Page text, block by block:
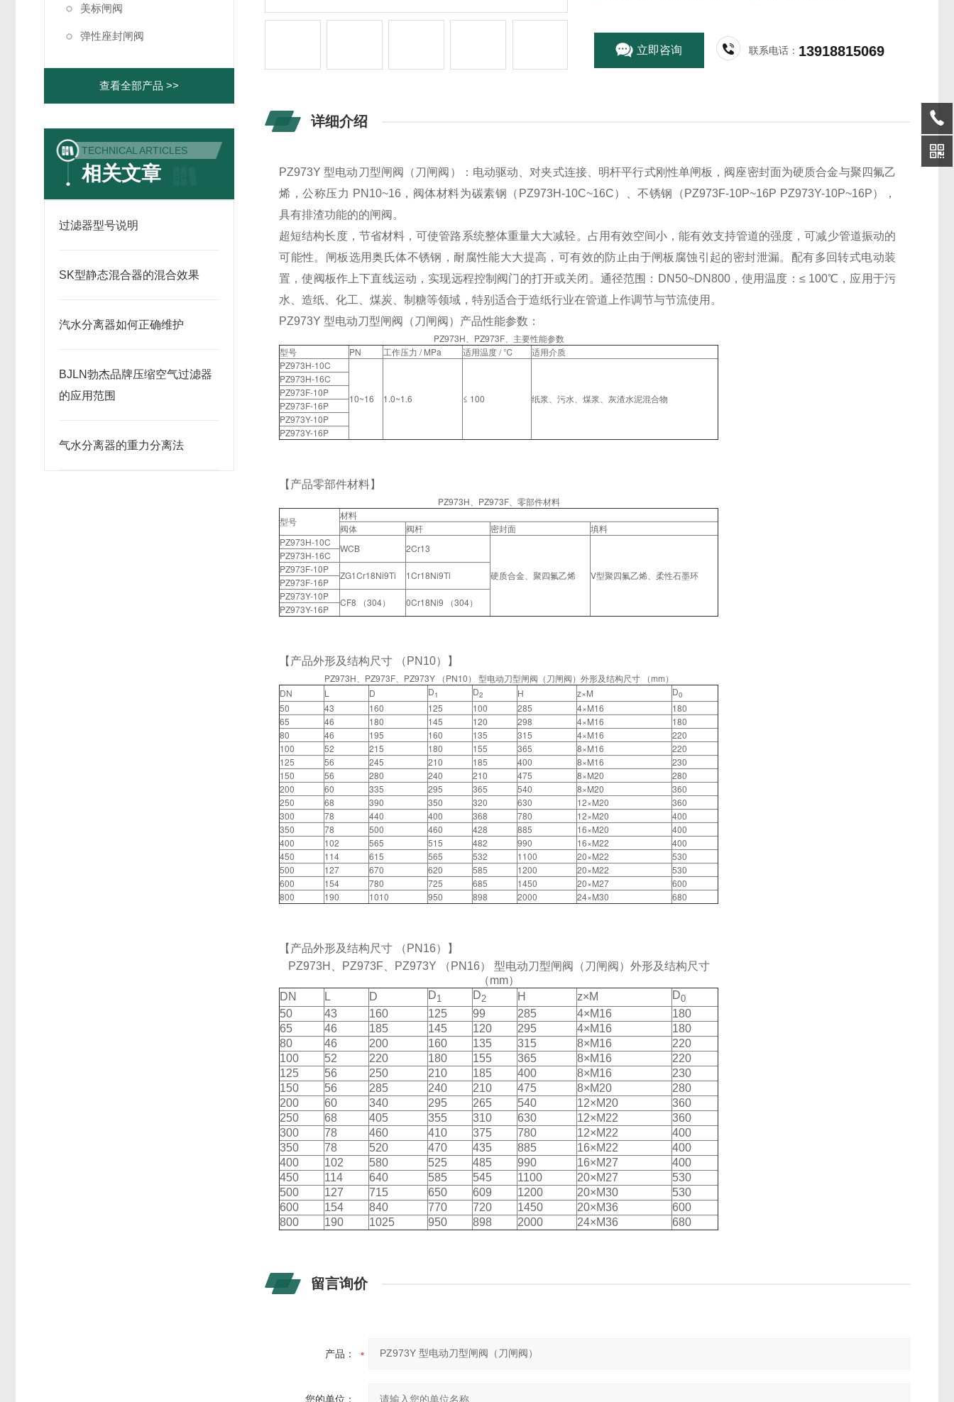
美标闸阀
弹性座封闸阀
查看全部产品 >>
TECHNICAL ARTICLES
相关文章
过滤器型号说明
SK型静态混合器的混合效果
汽水分离器如何正确维护
BJLN勃杰品牌压缩空气过滤器
的应用范围
气水分离器的重力分离法
立即咨询 联系电话： 13918815069
详细介绍
PZ973Y 型电动刀型闸阀（刀闸阀）
：电动驱动、对夹式连接、明杆平行式刚性单闸板，阀座密封面为硬质合金与聚四氟乙
烯，公称压力 PN10~16，阀体材料为碳素钢（PZ973H-10C~16C）、不锈钢（PZ973F-10P~16P PZ973Y-10P~16P），
具有排渣功能的的闸阀。
超短结构长度，节省材料，可使管路系统整体重量大大减轻。占用有效空间小，能有效支持管道的强度，可减少管道振动的
可能性。闸板选用奥氏体不锈钢，耐腐性能大大提高，可有效的防止由于闸板腐蚀引起的密封泄漏。配有多回转式电动装
置，使阀板作上下直线运动，实现远程控制阀门的打开或关闭。通径范围：DN50~DN800，使用温度：≤ 100℃，应用于污
水、造纸、化工、煤炭、制糖等领域，特别适合于造纸行业在管道上作调节与节流使用。
PZ973Y 型电动刀型闸阀（刀闸阀）产品性能参数：
PZ973H、PZ973F、主要性能参数
型号
PN 工作压力 / MPa 适用温度 / ℃
适用介质
PZ973H-10C
10~16 1.0~1.6 ≤ 100 纸浆、污水、煤浆、灰渣水泥混合物
PZ973H-16C
PZ973F-10P
PZ973F-16P
PZ973Y-10P
PZ973Y-16P
【产品零部件材料】
PZ973H、PZ973F、零部件材料
型号
材料
阀体
阀杆 密封面
填料
PZ973H-10C
WCB 2Cr13
硬质合金、聚四氟乙烯 V型聚四氟乙烯、柔性石墨环
PZ973H-16C
PZ973F-10P
ZG1Cr18Ni9Ti 1Cr18Ni9Ti
PZ973F-16P
PZ973Y-10P
CF8 （304） 0Cr18Ni9 （304）
PZ973Y-16P
【产品外形及结构尺寸 （PN10）】
PZ973H、PZ973F、PZ973Y （PN10） 型电动刀型闸阀（刀闸阀）外形及结构尺寸 （mm）
DN
L D D1 D2 H z×M D0
50 43 160 125 100 285 4×M16
180
65
46 180 145 120 298 4×M16
180
80
46 195 160 135 315 4×M16
220
100
52 215 180 155 365 8×M16
220
125
56 245 210 185 400 8×M16
230
150
56 280 240 210 475 8×M20
280
200
60 335 295 365 540 8×M20
360
250
68 390 350 320 630 12×M20
360
300
78 440 400 368 780 12×M20
400
350
78 500 460 428 885 16×M20
400
400
102 565 515 482 990 16×M22
400
450
114 615 565 532 1100 20×M22
530
500
127 670 620 585 1200 20×M22
530
600
154 780 725 685 1450 20×M27
600
800
190 1010 950 898 2000 24×M30 680
【产品外形及结构尺寸 （PN16）】
PZ973H、PZ973F、PZ973Y （PN16） 型电动刀型闸阀（刀闸阀）外形及结构尺寸
（mm）
DN
L D D1 D2 H z×M D0
50 43 160 125 99 285 4×M16
180
65
46 185 145 120 295 4×M16
180
80
46 200 160 135 315 8×M16
220
100
52 220 180 155 365 8×M16
220
125
56 250 210 185 400 8×M16
230
150
56 285 240 210 475 8×M20
280
200
60 340 295 265 540 12×M20
360
250
68 405 355 310 630 12×M22
360
300
78 460 410 375 780 12×M22
400
350
78 520 470 435 885 16×M22
400
400
102 580 525 485 990 16×M27
400
450
114 640 585 545 1100 20×M27
530
500
127 715 650 609 1200 20×M30
530
600
154 840 770 720 1450 20×M36
600
800
190 1025 950 898 2000 24×M36 680
留言询价
产品：
您的单位：